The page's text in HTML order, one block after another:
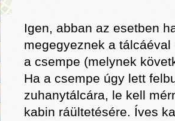
Igen, abban az esetben
megegyeznek a
a csempe (melynek
Ha a csempe úgy lett
zuhanytálcára, le kell
kabin ráültetésére. Íves